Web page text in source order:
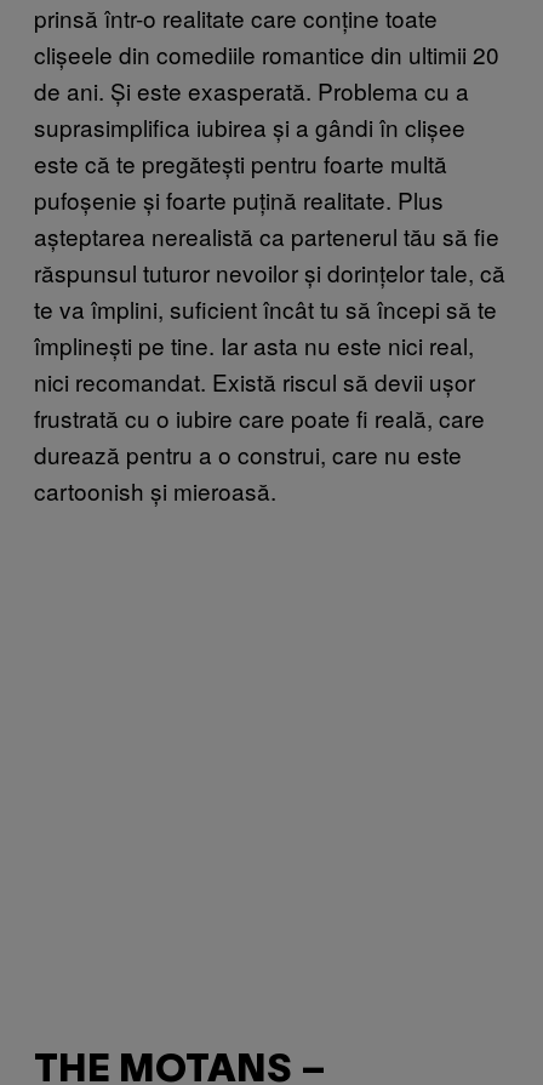
prinsă într-o realitate care conține toate
clișeele din comediile romantice din ultimii 20
de ani. Și este exasperată. Problema cu a
suprasimplifica iubirea și a gândi în clișee
este că te pregătești pentru foarte multă
pufoșenie și foarte puțină realitate. Plus
așteptarea nerealistă ca partenerul tău să fie
răspunsul tuturor nevoilor și dorințelor tale, că
te va împlini, suficient încât tu să începi să te
împlinești pe tine. Iar asta nu este nici real,
nici recomandat. Există riscul să devii ușor
frustrată cu o iubire care poate fi reală, care
durează pentru a o construi, care nu este
cartoonish și mieroasă.
THE MOTANS –